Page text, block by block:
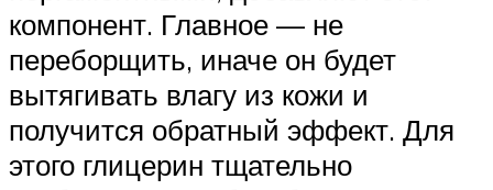
компонент. Главное — не
переборщить, иначе он будет
вытягивать влагу из кожи и
получится обратный эффект. Для
этого глицерин тщательно